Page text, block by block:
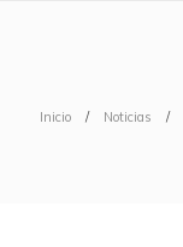
Inicio Noticias